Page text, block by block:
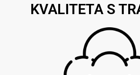
KVALITETA S